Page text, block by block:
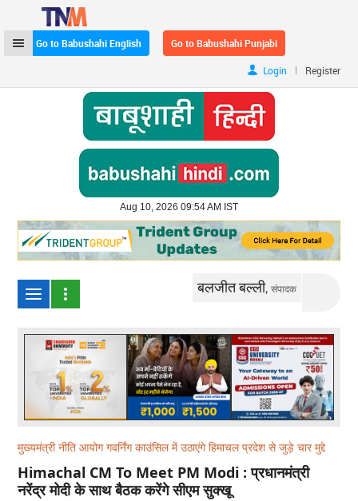
Go to Babushahi English Go to Babushahi Punjabi
Login | Register
Aug 10, 2026 09:54 AM IST
बलजीत बल्ली,संपादक
मुख्यमंत्री नीति आयोग गवर्निंग काउंसिल में उठाएंगे हिमाचल प्रदेश से जुड़े चार मुद्दे
Himachal CM To Meet PM Modi : प्रधानमंत्री
नरेंद्र मोदी के साथ बैठक करेंगे सीएम सुक्खू